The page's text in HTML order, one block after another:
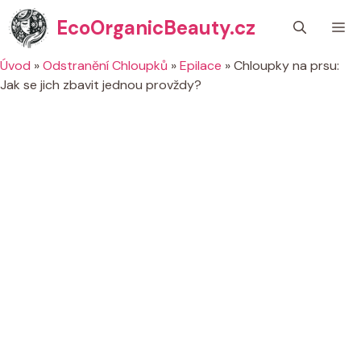
Přeskočit
na
obsah
EcoOrganicBeauty.cz
Úvod »Odstranění Chloupků »Epilace »Chloupky na prsu:
Jak se jich zbavit jednou provždy?